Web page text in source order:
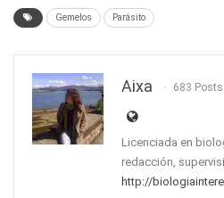
Gemelos Parásito
Aixa 683 Posts
Licenciada en
redacción,
http://